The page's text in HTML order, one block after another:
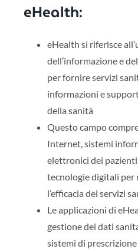
eHealth:
eHealth si riferisce
dell’informazione e
per fornire servizi
informazioni e
della sanità
Questo campo
Internet, sistemi
elettronici dei
tecnologie digitali per
l’efficacia dei servizi
Le applicazioni di
gestione dei dati
sistemi di